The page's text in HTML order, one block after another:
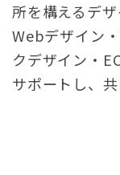
所を構えるデザ
Webデザイン
クデザイン・
サポートし、共